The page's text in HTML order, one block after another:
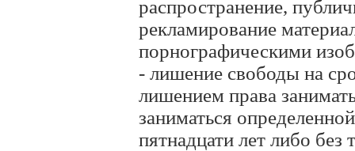
распространение,
рекламирование
порнографическими
- лишение свободы на
лишением права
заниматься
пятнадцати лет либо